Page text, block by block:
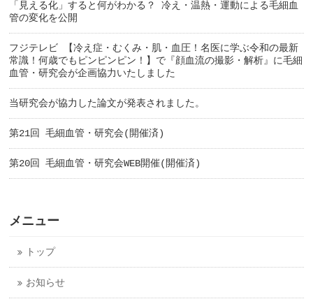
「見える化」すると何がわかる？ 冷え・温熱・運動による毛細血
管の変化を公開
フジテレビ 【冷え症・むくみ・肌・血圧！名医に学ぶ令和の最新
常識！何歳でもピンピンピン！】で『顔血流の撮影・解析』に毛細
血管・研究会が企画協力いたしました
当研究会が協力した論文が発表されました。
第21回 毛細血管・研究会(開催済)
第20回 毛細血管・研究会WEB開催(開催済)
メニュー
トップ
お知らせ